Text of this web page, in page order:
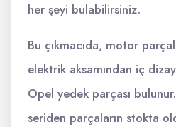
her şeyi bulabilirsiniz.
Bu çıkmacıda, motor
elektrik aksamından iç
Opel yedek parçası
seriden parçaların stokta